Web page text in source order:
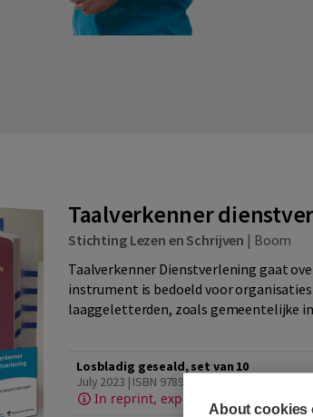
Taalverkenner
Stichting Lezen en Schrijven | Boom
Taalverkenner Dienstverlening gaat
instrument is bedoeld voor
laaggeletterden, zoals gemeentelijke
Losbladig geseald, set van 10
July 2023 | ISBN 9789024461493
In reprint, expected (date not yet
About cookies